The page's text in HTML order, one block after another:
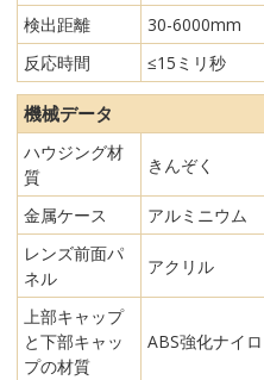
検出距離
30-6000mm
反応時間
≤15ミリ秒
機械データ
ハウジング材
質
きんぞく
金属ケース
アルミニウム
レンズ前面パ
ネル
アクリル
上部キャップ
と下部キャッ
プの材質
ABS強化ナイ